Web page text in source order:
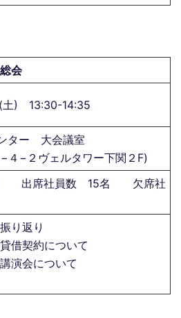
会
土) 13:30-14:35
ター 大会議室
４−２ヴェルタワー下関２F)
出席社員数 15名 欠席社
り返り
借契約について
演会について